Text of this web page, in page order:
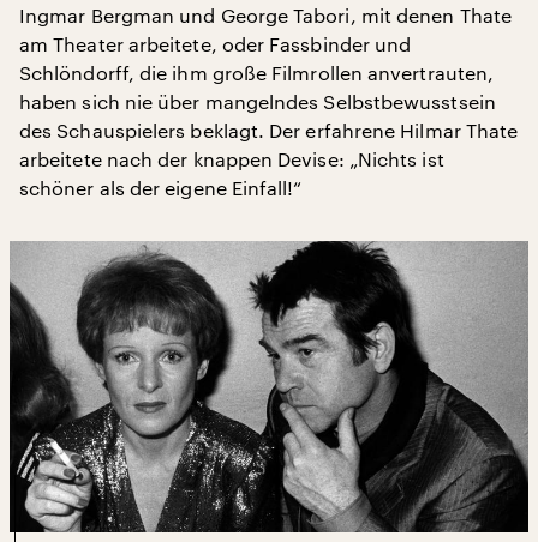
Ingmar Bergman und George Tabori, mit denen Thate
am Theater arbeitete, oder Fassbinder und
Schlöndorff, die ihm große Filmrollen anvertrauten,
haben sich nie über mangelndes Selbstbewusstsein
des Schauspielers beklagt. Der erfahrene Hilmar Thate
arbeitete nach der knappen Devise: „Nichts ist
schöner als der eigene Einfall!“